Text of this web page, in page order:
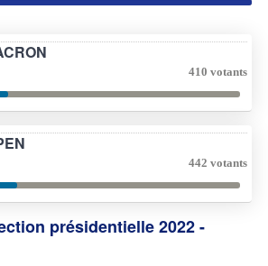
410 votants
442 votants
présidentielle 2022 -